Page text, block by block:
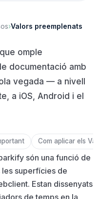
›Valors preemplenats
omple
documentació amb
vegada — a nivell
a iOS, Android i el
Com aplicar els
són una funció de
superfícies de
Estan dissenyats
de temps en la